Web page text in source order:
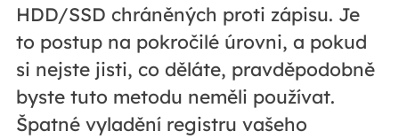
HDD/SSD chráněných proti zápisu. Je
to postup na pokročilé úrovni, a pokud
si nejste jisti, co děláte, pravděpodobně
byste tuto metodu neměli používat.
Špatné vyladění registru vašeho